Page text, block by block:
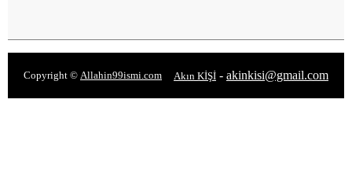
Copyright © Allahin99ismi.com Akın KİŞİ - akinkisi@gmail.com